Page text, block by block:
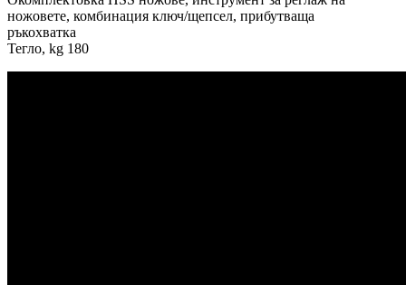
ножовете, комбинация ключ/щепсел, прибутваща
ръкохватка
Тегло, kg 180